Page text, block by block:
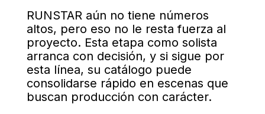
RUNSTAR aún no tiene números
altos, pero eso no le resta fuerza al
proyecto. Esta etapa como solista
arranca con decisión, y si sigue por
esta línea, su catálogo puede
consolidarse rápido en escenas que
buscan producción con carácter.